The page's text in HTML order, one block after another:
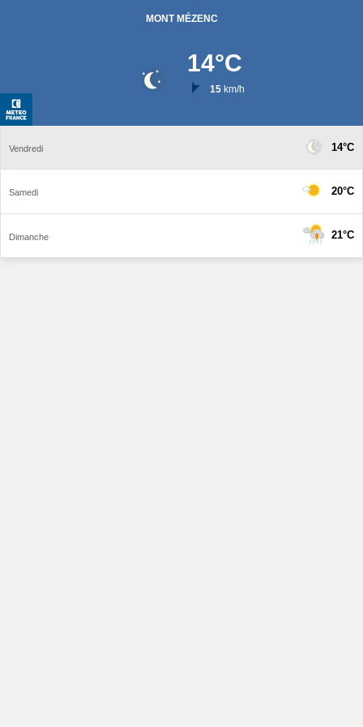
MONT MÉZENC
14°C
15km/h
Vendredi 14°C
Samedi 20°C
Dimanche 21°C